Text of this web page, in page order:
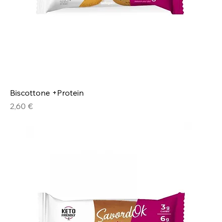
Biscottone +Protein
Prezzo
2,60 €